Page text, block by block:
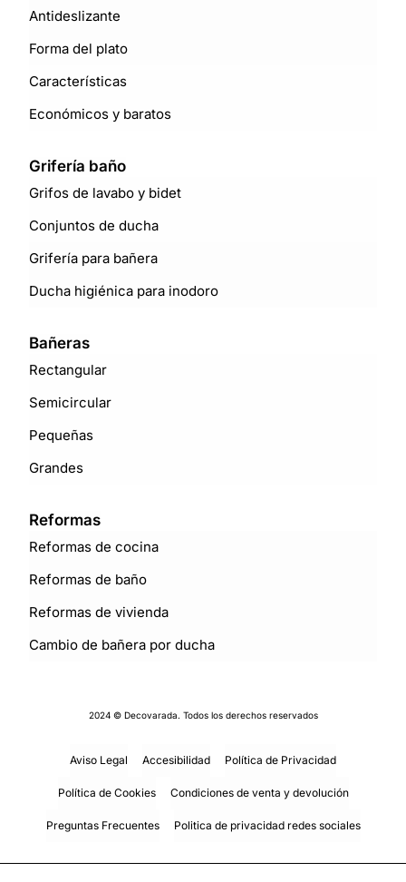
Antideslizante
Forma del plato
Características
Económicos y baratos
Grifería baño
Grifos de lavabo y bidet
Conjuntos de ducha
Grifería para bañera
Ducha higiénica para inodoro
Bañeras
Rectangular
Semicircular
Pequeñas
Grandes
Reformas
Reformas de cocina
Reformas de baño
Reformas de vivienda
Cambio de bañera por ducha
Aviso Legal Accesibilidad Política de Privacidad
Política de Cookies Condiciones de venta y devolución
Preguntas Frecuentes Politica de privacidad redes sociales
2024 © Decovarada. Todos los derechos reservados